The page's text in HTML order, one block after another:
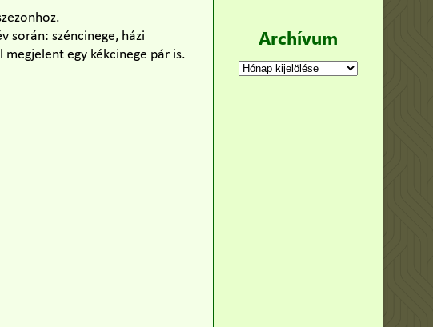
során: széncinege, házi
egy kékcinege pár is.
Archívum
Archívum